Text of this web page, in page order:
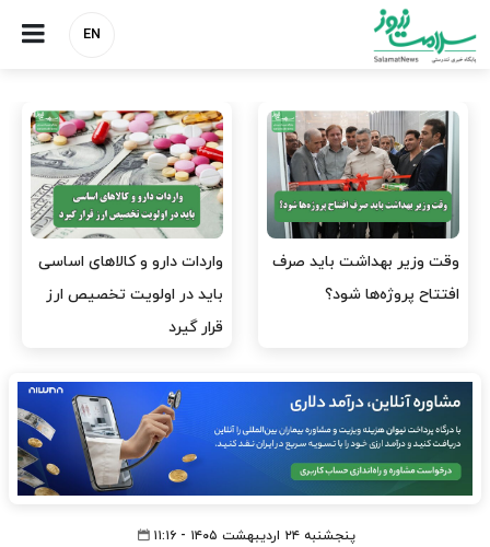
EN
وقت وزیر بهداشت باید صرف
افتتاح پروژه‌ها شود؟
واردات دارو و کالاهای اساسی
باید در اولویت تخصیص ارز
قرار گیرد
پنجشنبه ۲۴ اردیبهشت ۱۴۰۵ - ۱۱:۱۶